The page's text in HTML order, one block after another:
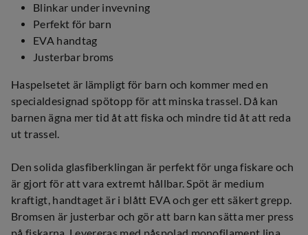
Blinkar under invevning
Perfekt för barn
EVA handtag
Justerbar broms
Haspelsetet är lämpligt för barn och kommer med en
specialdesignad spötopp för att minska trassel. Då kan
barnen ägna mer tid åt att fiska och mindre tid åt att reda
ut trassel.
Den solida glasfiberklingan är perfekt för unga fiskare och
är gjort för att vara extremt hållbar. Spöt är medium
kraftigt, handtaget är i blått EVA och ger ett säkert grepp.
Bromsen är justerbar och gör att barn kan sätta mer press